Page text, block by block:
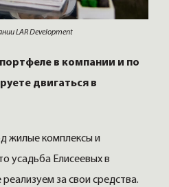
LAR Development
в компании и по
двигаться в
жилые комплексы и
усадьба Елисеевых в
за свои средства.